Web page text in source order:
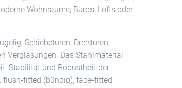
Wohnräume, Büros, Lofts oder
Schiebetüren, Drehtüren,
Verglasungen. Das Stahlmaterial
Stabilität und Robustheit der
fitted (bündig), face-fitted